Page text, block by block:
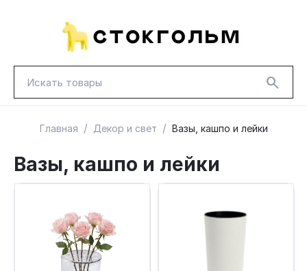
ТОВАРЫ В ПУТИ / ПОД ЗАКАЗ
Главная / Декор и свет / Вазы, кашпо и лейки
Вазы, кашпо и лейки